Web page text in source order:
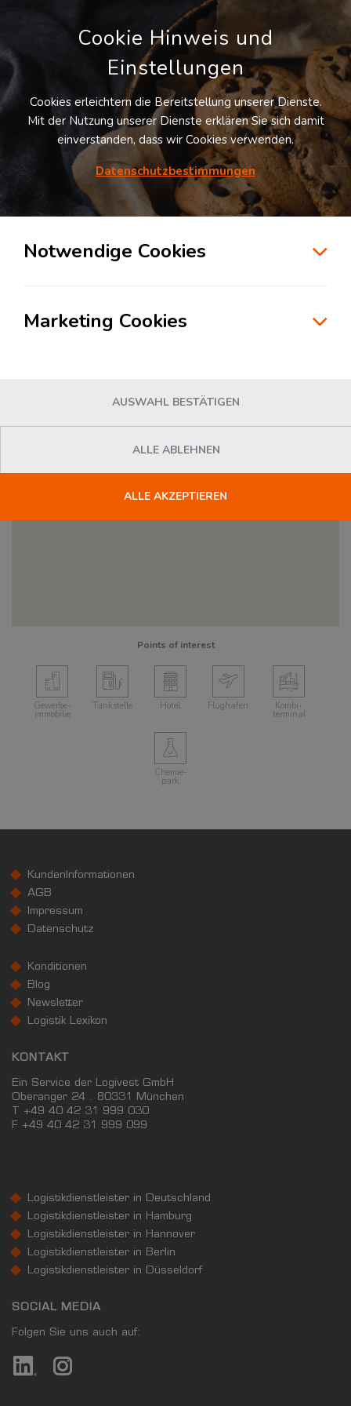
LOGIVISOR SUCHE
Treffer - Lagerflächen in Mügeln
Listenansicht
Möchten Sie diesen Suchauftrag speichern und
automatisch über neue Standorte informiert
2
Points of interest
Gewerbe­
immobilie
Tankstelle Hotel Flughafen Kombi­
terminal
Chemie­
park
KundenInformationen
AGB
Impressum
Datenschutz
Konditionen
Blog
Newsletter
Logistik Lexikon
KONTAKT
Ein Service der Logivest GmbH
Oberanger 24 . 80331 München
T +49 40 42 31 999 030
F +49 40 42 31 999 099
Logistikdienstleister in Deutschland
Logistikdienstleister in Hamburg
Logistikdienstleister in Hannover
Logistikdienstleister in Berlin
Logistikdienstleister in Düsseldorf
SOCIAL MEDIA
Folgen Sie uns auch auf:
Cookie Hinweis und
Einstellungen
Cookies erleichtern die Bereitstellung unserer Dienste.
Mit der Nutzung unserer Dienste erklären Sie sich damit
einverstanden, dass wir Cookies verwenden.
Datenschutzbestimmungen
Notwendige Cookies
Marketing Cookies
AUSWAHL BESTÄTIGEN
ALLE ABLEHNEN
ALLE AKZEPTIEREN